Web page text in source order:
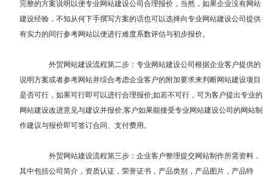
完整的方案说明以便专业网站建设公司合理报价，当然，如果企业没有网站
建设经验，不知从何下手撰写方案的话也可以选择向专业网站建设公司提供
有实力的同行参考网站以便进行难度系数评估与初步报价。
外贸网站建设流程第二步：专业网站建设公司根据企业客户提供的
说明方案或者参考网站并综合考虑企业客户的附加要求来判断网站建设项目
是否可行，如果可行即可以进行合理报价;如若不可行，可为客户提出专业的
网站建设改进意见与建议并报价;客户如果能接受专业网站建设公司的网站制
作建议与报价即可签订合同、支付费用。
外贸网站建设流程第三步：企业客户整理提交网站制作所需资料，
其中包括公司简介，资质认证，荣誉证书，产品类别，产品图片，产品特